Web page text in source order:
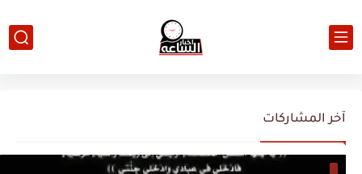
آخر المشاركات